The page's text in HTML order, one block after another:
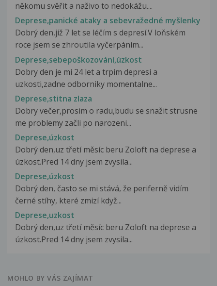
někomu svěřit a naživo to nedokážu....
Deprese,panické ataky a sebevražedné myšlenky
Dobrý den,již 7 let se léčím s depresí.V loňském
roce jsem se zhroutila vyčerpáním...
Deprese,sebepoškozování,úzkost
Dobry den je mi 24 let a trpim depresi a
uzkosti,zadne odborniky momentalne...
Deprese,stitna zlaza
Dobry večer,prosim o radu,budu se snažit strusne
me problemy začli po narozeni...
Deprese,úzkost
Dobrý den,uz třetí měsíc beru Zoloft na deprese a
úzkost.Pred 14 dny jsem zvysila...
Deprese,úzkost
Dobrý den, často se mi stává, že periferně vidím
černé stíhy, které zmizí když...
Deprese,uzkost
Dobrý den,uz třetí měsíc beru Zoloft na deprese a
úzkost.Pred 14 dny jsem zvysila...
MOHLO BY VÁS ZAJÍMAT